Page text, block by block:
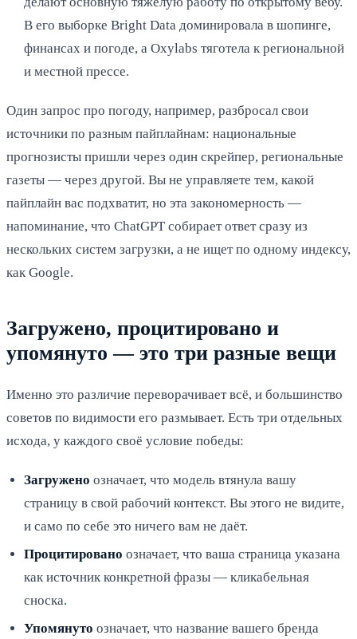
В его выборке Bright Data доминировала в шопинге,
финансах и погоде, а Oxylabs тяготела к региональной
и местной прессе.
Один запрос про погоду, например, разбросал свои
источники по разным пайплайнам: национальные
прогнозисты пришли через один скрейпер, региональные
газеты — через другой. Вы не управляете тем, какой
пайплайн вас подхватит, но эта закономерность —
напоминание, что ChatGPT собирает ответ сразу из
нескольких систем загрузки, а не ищет по одному индексу,
как Google.
Загружено, процитировано и
упомянуто — это три разные вещи
Именно это различие переворачивает всё, и большинство
советов по видимости его размывает. Есть три отдельных
исхода, у каждого своё условие победы:
Загружено означает, что модель втянула вашу
страницу в свой рабочий контекст. Вы этого не видите,
и само по себе это ничего вам не даёт.
Процитировано означает, что ваша страница указана
как источник конкретной фразы — кликабельная
сноска.
Упомянуто означает, что название вашего бренда